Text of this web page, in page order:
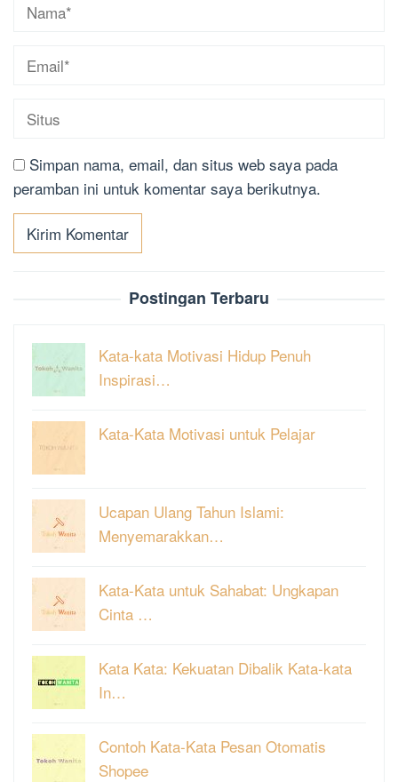
Simpan nama, email, dan situs web saya pada
peramban ini untuk komentar saya berikutnya.
Postingan Terbaru
Kata-kata Motivasi Hidup Penuh
Inspirasi…
Kata-Kata Motivasi untuk Pelajar
Ucapan Ulang Tahun Islami:
Menyemarakkan…
Kata-Kata untuk Sahabat: Ungkapan
Cinta …
Kata Kata: Kekuatan Dibalik Kata-kata
In…
Contoh Kata-Kata Pesan Otomatis
Shopee